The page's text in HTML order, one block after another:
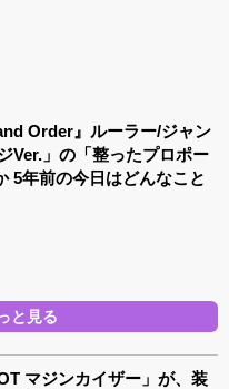
Order』ルーラー/ジャン
Ver.」の「整ったプロポー
5年前の今日はどんなこと
と見る
マジンカイザー」が、装